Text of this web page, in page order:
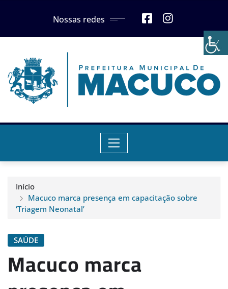
Nossas redes
Início
Macuco marca presença em capacitação sobre
‘Triagem Neonatal’
SAÚDE
Macuco marca